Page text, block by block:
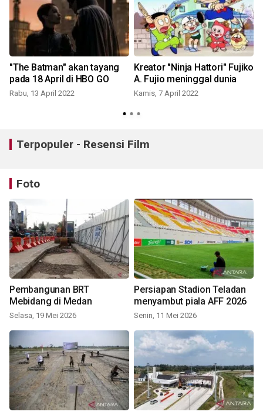
"The Batman" akan tayang
pada 18 April di HBO GO
Rabu, 13 April 2022
Kreator "Ninja Hattori" Fujiko
A. Fujio meninggal dunia
Kamis, 7 April 2022
Terpopuler - Resensi Film
Foto
Pembangunan BRT
Mebidang di Medan
Selasa, 19 Mei 2026
Persiapan Stadion Teladan
menyambut piala AFF 2026
Senin, 11 Mei 2026